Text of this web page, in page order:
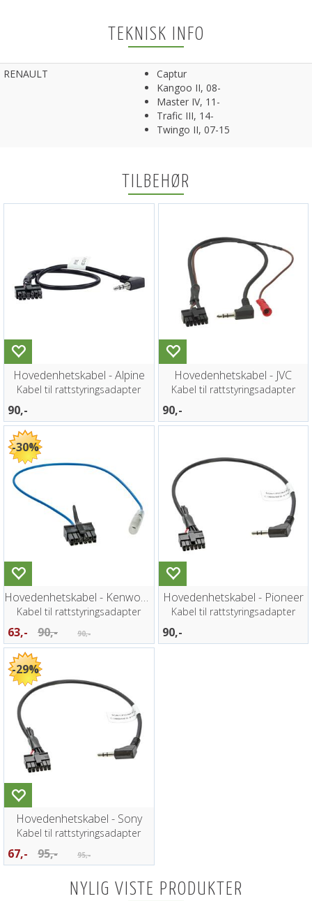
TEKNISK INFO
RENAULT
Captur
Kangoo II, 08-
Master IV, 11-
Trafic III, 14-
Twingo II, 07-15
TILBEHØR
Hovedenhetskabel - Alpine
Kabel til rattstyringsadapter
90,-
Hovedenhetskabel - JVC
Kabel til rattstyringsadapter
90,-
30%
Hovedenhetskabel - Kenwood
Kabel til rattstyringsadapter
63,- 90,- 90,-
Hovedenhetskabel - Pioneer
Kabel til rattstyringsadapter
90,-
29%
Hovedenhetskabel - Sony
Kabel til rattstyringsadapter
67,- 95,- 95,-
NYLIG VISTE PRODUKTER